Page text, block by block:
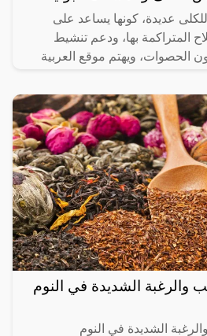
عديدة، كونها يساعد على
المتراكمة بها، ودعم تنشيط
الحصوات، ويهتم موقع العربية
والرغبة الشديدة في النوم
الشديدة في النوم